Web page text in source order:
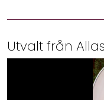
Utvalt från Allas